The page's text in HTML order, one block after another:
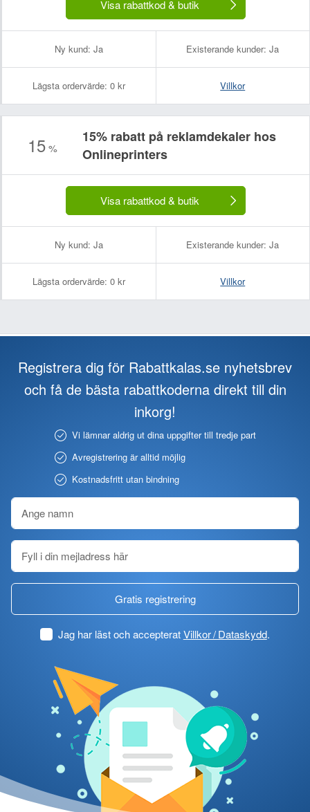
Visa rabattkod & butik
Ny kund: Ja Existerande kunder: Ja
Lägsta ordervärde: 0 kr Villkor
15 %
15% rabatt på reklamdekaler hos
Onlineprinters
Visa rabattkod & butik
Ny kund: Ja Existerande kunder: Ja
Lägsta ordervärde: 0 kr Villkor
Registrera dig för Rabattkalas.se nyhetsbrev
och få de bästa rabattkoderna direkt till din
inkorg!
Vi lämnar aldrig ut dina uppgifter till tredje part
Avregistrering är alltid möjlig
Kostnadsfritt utan bindning
Gratis registrering
Jag har läst och accepteratVillkor / Dataskydd.